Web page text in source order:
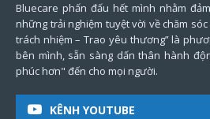
Bluecare phấn đấu hết mình nhằm
những trải nghiệm tuyệt vời về chăm
trách nhiệm – Trao yêu thương” là
bên mình, sẵn sàng dấn thân hành
phúc hơn" đến cho mọi người.
KÊNH YOUTUBE